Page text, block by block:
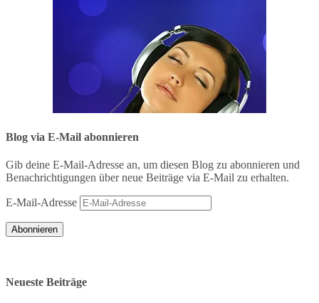
Blog via E-Mail abonnieren
Gib deine E-Mail-Adresse an, um diesen Blog zu abonnieren und
Benachrichtigungen über neue Beiträge via E-Mail zu erhalten.
E-Mail-Adresse
Abonnieren
Neueste Beiträge